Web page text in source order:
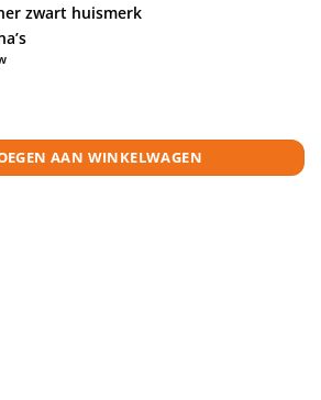
zwart huismerk
zwart huismerk aantal
AAN WINKELWAGEN